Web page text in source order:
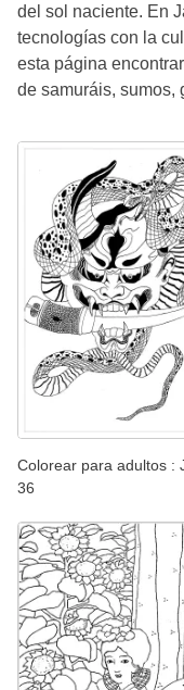
del sol naciente. En
tecnologías con la
esta página
de samuráis, sumos,
Colorear para adultos :
36